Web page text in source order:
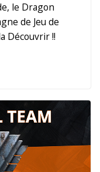
le Dragon
de Jeu de
Découvrir !!